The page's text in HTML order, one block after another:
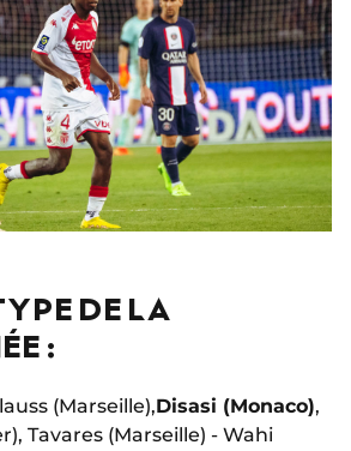
DE LA
:
(Marseille),Disasi (Monaco),
Tavares (Marseille) - Wahi